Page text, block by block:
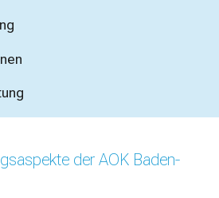
der AOK Baden-